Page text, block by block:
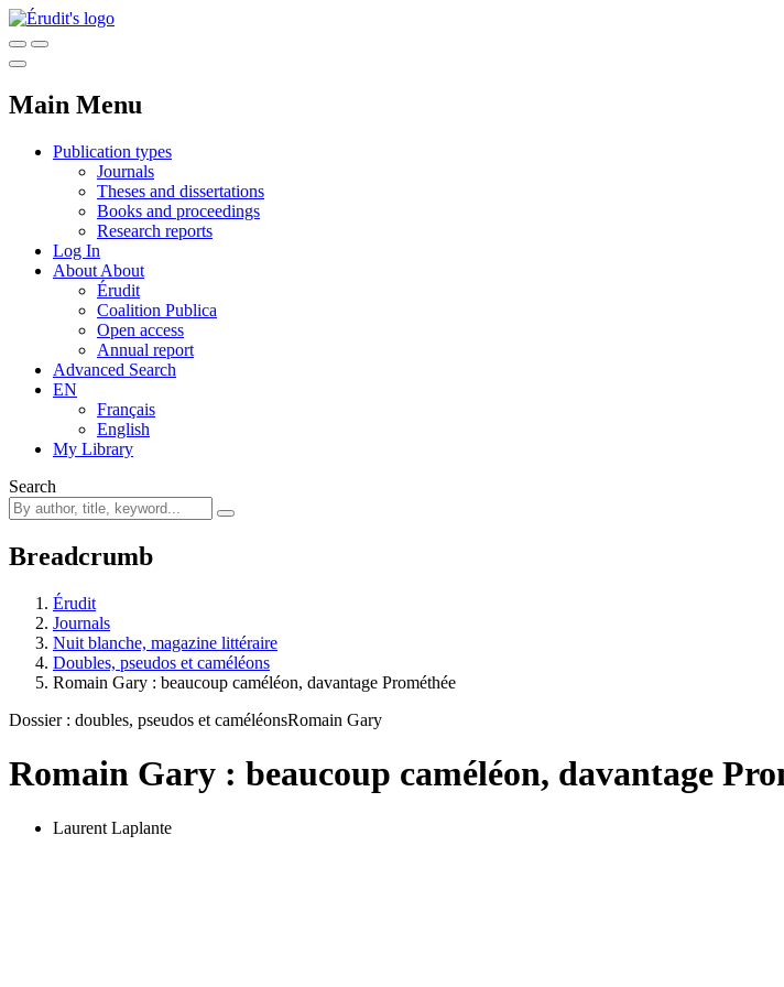
Main Menu
Publication types
Journals
Theses and dissertations
Books and proceedings
Research reports
Log In
About About
Érudit
Coalition Publica
Open access
Annual report
Advanced Search
EN
Français
English
My Library
Search
Breadcrumb
Érudit
Journals
Nuit blanche, magazine littéraire
Doubles, pseudos et caméléons
Romain Gary : beaucoup caméléon, davantage Prométhée
Dossier : doubles, pseudos et caméléonsRomain Gary
Romain Gary : beaucoup caméléon, davantage
Laurent Laplante